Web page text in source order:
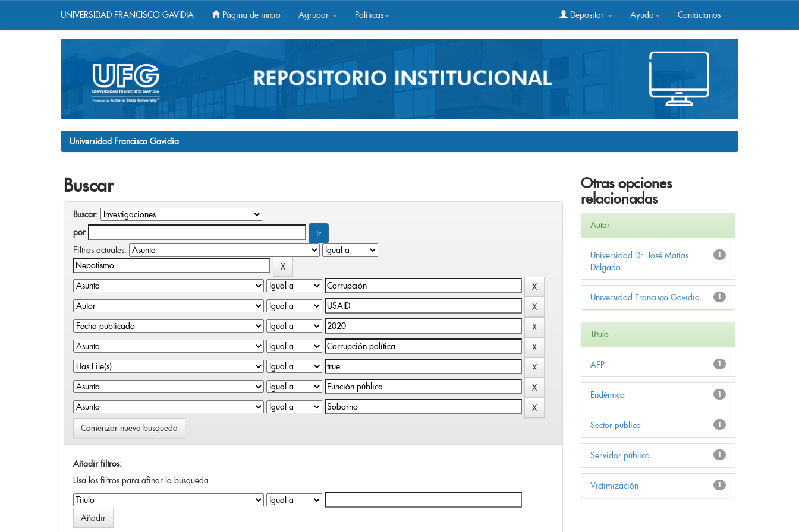
UNIVERSIDAD FRANCISCO GAVIDIA Página de inicio Agrupar Políticas Depositar Ayuda Contáctanos
Universidad Francisco Gavidia
Buscar
Buscar:
por
Filtros actuales:
Comenzar nueva busqueda
Añadir filtros:
Usa los filtros para afinar la busqueda.
Otras opciones
relacionadas
Autor
1
Universidad Dr. José Matías
Delgado
1
Universidad Francisco Gavidia
Título
1
AFP
1
Endémico
1
Sector público
1
Servidor público
1
Victimización